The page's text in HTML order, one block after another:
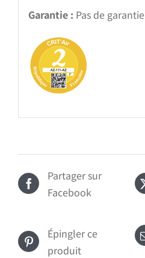
Garantie : Pas de garantie
Partager sur
Facebook
Épingler ce
produit